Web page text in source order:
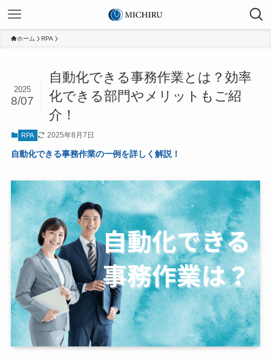
ホーム RPA
自動化できる事務作業とは？効率
化できる部門やメリットもご紹
介！
2025
8/07
RPA 2025年8月7日
自動化できる事務作業の一例を詳しく解説！